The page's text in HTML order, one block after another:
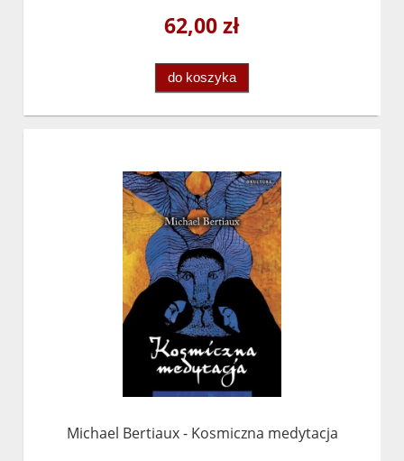
62,00 zł
do koszyka
Michael Bertiaux - Kosmiczna medytacja